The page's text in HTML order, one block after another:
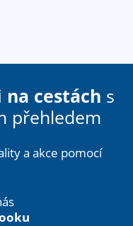
cestách s
přehledem
a akce pomocí